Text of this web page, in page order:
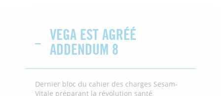
VEGA EST AGRÉÉ
ADDENDUM 8
Dernier bloc du cahier des charges Sesam-
Vitale préparant la révolution santé